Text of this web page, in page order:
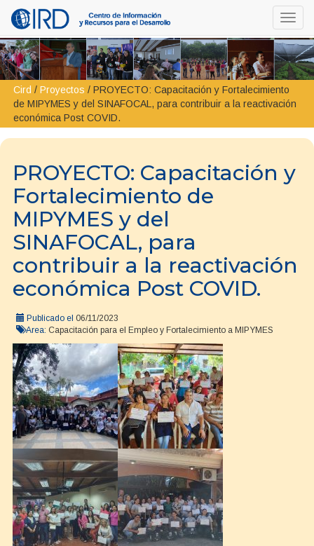
Cird / Proyectos / PROYECTO: Capacitación y Fortalecimiento
de MIPYMES y del SINAFOCAL, para contribuir a la reactivación
económica Post COVID.
PROYECTO: Capacitación y
Fortalecimiento de
MIPYMES y del
SINAFOCAL, para
contribuir a la reactivación
económica Post COVID.
Publicado el 06/11/2023
Area: Capacitación para el Empleo y Fortalecimiento a MIPYMES